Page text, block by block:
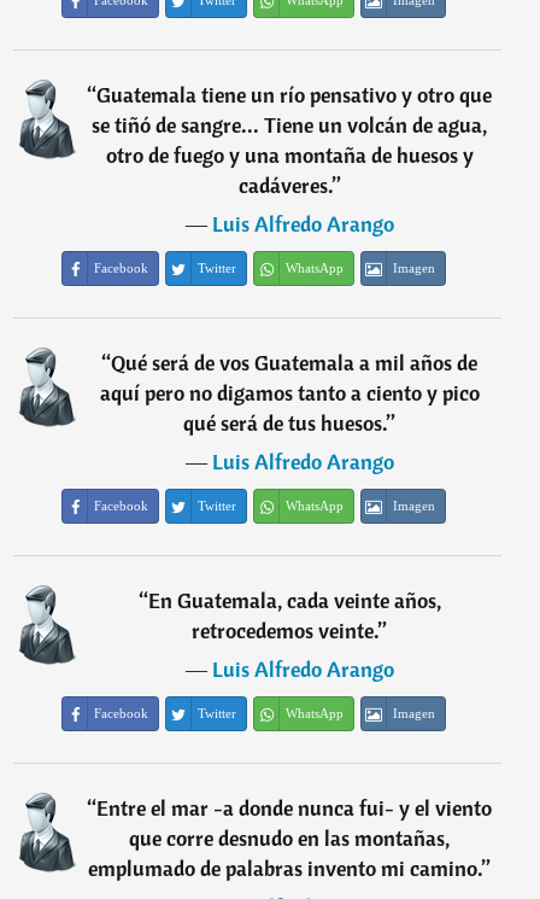
“Guatemala tiene un río pensativo y otro que
se tiñó de sangre... Tiene un volcán de agua,
otro de fuego y una montaña de huesos y
cadáveres.”
―Luis Alfredo Arango
Facebook Twitter WhatsApp Imagen
“Qué será de vos Guatemala a mil años de
aquí pero no digamos tanto a ciento y pico
qué será de tus huesos.”
―Luis Alfredo Arango
Facebook Twitter WhatsApp Imagen
“En Guatemala, cada veinte años,
retrocedemos veinte.”
―Luis Alfredo Arango
Facebook Twitter WhatsApp Imagen
“Entre el mar -a donde nunca fui- y el viento
que corre desnudo en las montañas,
emplumado de palabras invento mi camino.”